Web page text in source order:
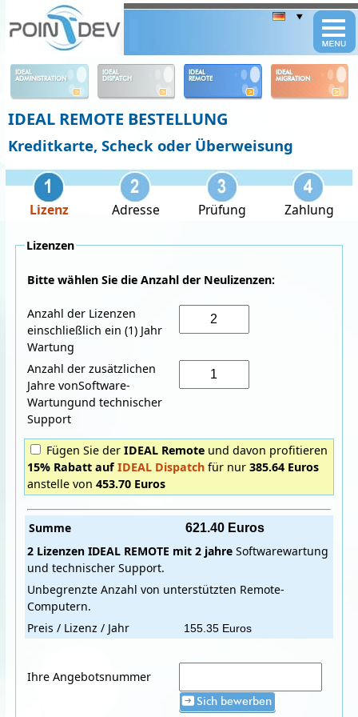
IDEAL
ADMINISTRATION
IDEAL
DISPATCH
IDEAL
REMOTE
IDEAL
MIGRATION
IDEAL REMOTE BESTELLUNG
Kreditkarte, Scheck oder Überweisung
Lizenz Adresse Prüfung Zahlung
Lizenzen
Bitte wählen Sie die Anzahl der Neulizenzen:
Anzahl der Lizenzen
einschließlich ein (1) Jahr
Wartung
Anzahl der zusätzlichen
Jahre vonSoftware-
Wartungund technischer
Support
Fügen Sie der IDEAL Remote und davon profitieren
15% Rabatt auf IDEAL Dispatchfür nur 385.64 Euros
anstelle von 453.70 Euros
Summe
2 Lizenzen IDEAL REMOTE mit 2 jahre Softwarewartung
und technischer Support.
Unbegrenzte Anzahl von unterstützten Remote-
Computern.
Preis / Lizenz / Jahr
Ihre Angebotsnummer
Sich bewerben
Panneau de gestion des cookies